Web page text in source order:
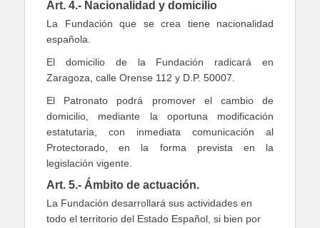
Art. 4.- Nacionalidad y domicilio
La Fundación que se crea tiene nacionalidad
española.
El domicilio de la Fundación radicará en
Zaragoza, calle Orense 112 y D.P. 50007.
El Patronato podrá promover el cambio de
domicilio, mediante la oportuna modificación
estatutaria, con inmediata comunicación al
Protectorado, en la forma prevista en la
legislación vigente.
Art. 5.- Ámbito de actuación.
La Fundación desarrollará sus actividades en
todo el territorio del Estado Español, si bien por